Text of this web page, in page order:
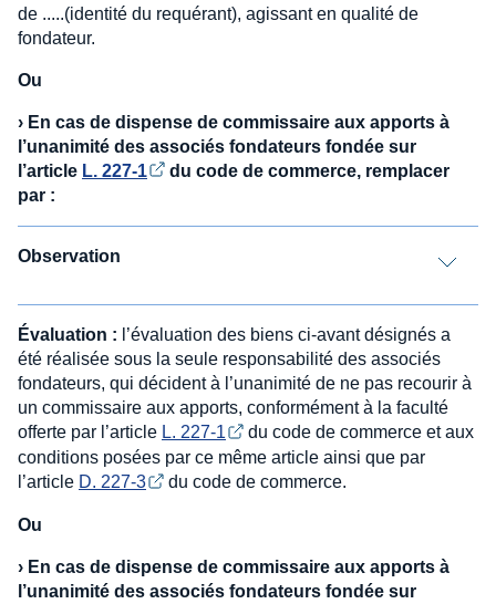
de .....(identité du requérant), agissant en qualité de
fondateur.
Ou
› En cas de dispense de commissaire aux apports à
l’unanimité des associés fondateurs fondée sur
l’article L. 227-1
du code de commerce, remplacer
par :
Observation
Évaluation : l’évaluation des biens ci-avant désignés a
été réalisée sous la seule responsabilité des associés
fondateurs, qui décident à l’unanimité de ne pas recourir à
un commissaire aux apports, conformément à la faculté
offerte par l’article L. 227-1
du code de commerce et aux
conditions posées par ce même article ainsi que par
l’article D. 227-3 du code de commerce.
Ou
› En cas de dispense de commissaire aux apports à
l’unanimité des associés fondateurs fondée sur